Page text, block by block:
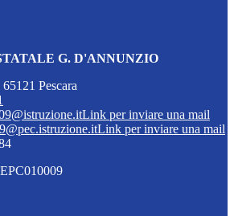
G. D'ANNUNZIO
Pescara
Link per inviare una mail
Link per inviare una mail